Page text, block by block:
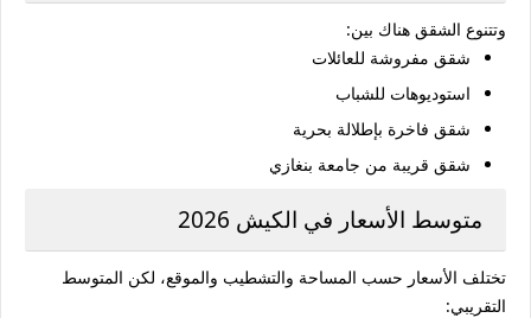
وتتنوع الشقق هناك بين:
شقق مفروشة للعائلات
استوديوهات للشباب
شقق فاخرة بإطلالة بحرية
شقق قريبة من جامعة بنغازي
متوسط الأسعار في الكيش 2026
تختلف الأسعار حسب المساحة والتشطيب والموقع، لكن المتوسط
التقريبي: